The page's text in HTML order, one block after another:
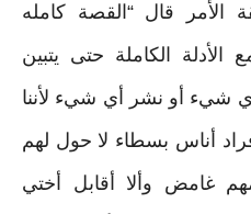
الأمر قال “القصة كامله
الكاملة حتى يتبين
شيء أو نشر أي شيء لأننا
أناس بسطاء لا حول لهم
غامض وألا أقابل أختي